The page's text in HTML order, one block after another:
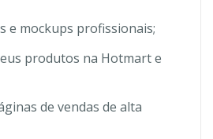
e mockups profissionais;
produtos na Hotmart e
de vendas de alta